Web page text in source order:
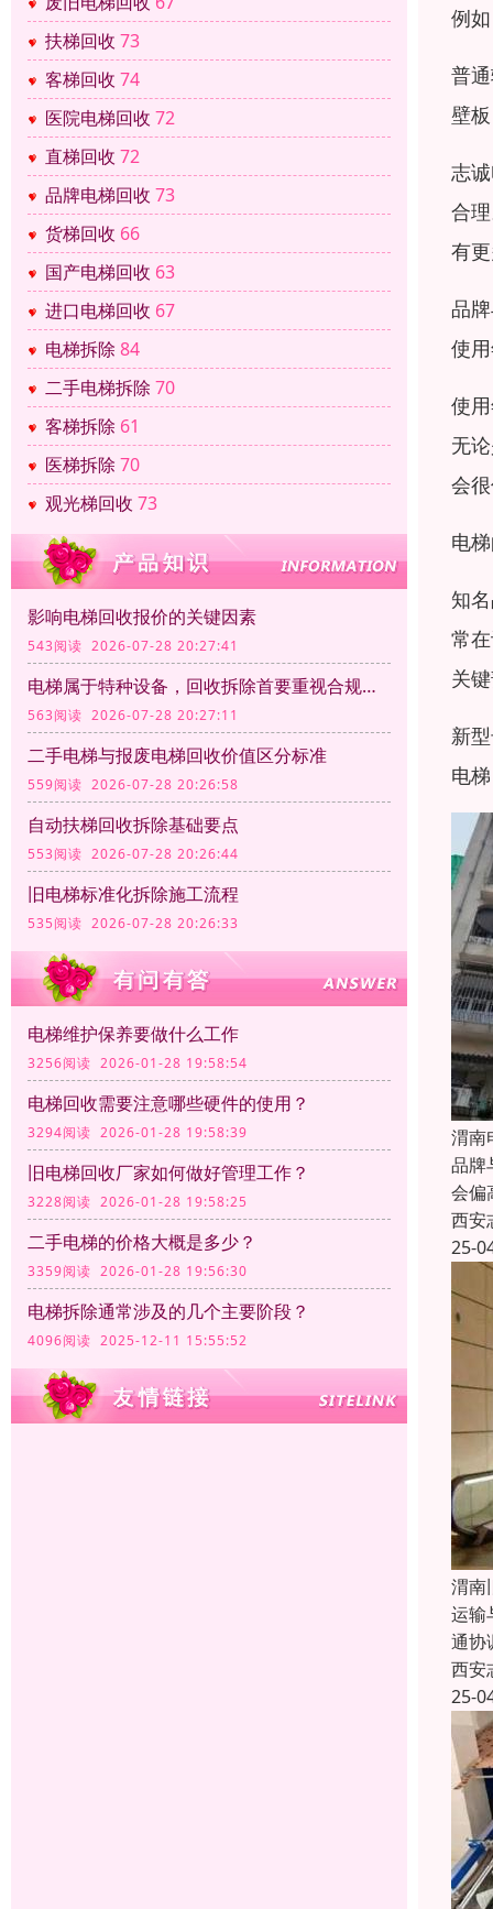
扶梯回收 73
客梯回收 74
医院电梯回收 72
直梯回收 72
品牌电梯回收 73
货梯回收 66
国产电梯回收 63
进口电梯回收 67
电梯拆除 84
二手电梯拆除 70
客梯拆除 61
医梯拆除 70
观光梯回收 73
影响电梯回收报价的关键因素
543阅读 2026-07-28 20:27:41
电梯属于特种设备，回收拆除首要重视合规资质
563阅读 2026-07-28 20:27:11
二手电梯与报废电梯回收价值区分标准
559阅读 2026-07-28 20:26:58
自动扶梯回收拆除基础要点
553阅读 2026-07-28 20:26:44
旧电梯标准化拆除施工流程
535阅读 2026-07-28 20:26:33
电梯维护保养要做什么工作
3256阅读 2026-01-28 19:58:54
电梯回收需要注意哪些硬件的使用？
3294阅读 2026-01-28 19:58:39
旧电梯回收厂家如何做好管理工作？
3228阅读 2026-01-28 19:58:25
二手电梯的价格大概是多少？
3359阅读 2026-01-28 19:56:30
电梯拆除通常涉及的几个主要阶段？
4096阅读 2025-12-11 15:55:52
例
普
壁
志
合
有
品
使
使
无
会
电
知
常
关
新
电
渭南
品牌
会偏
西安
25-
渭南
运输
通协
西安
25-